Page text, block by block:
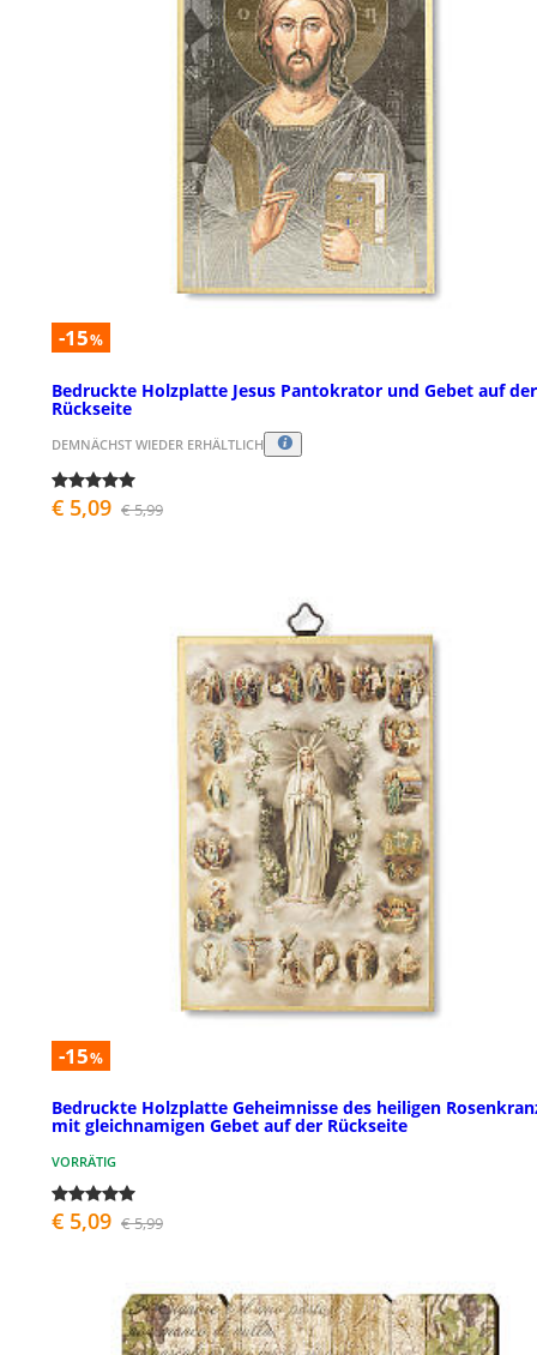
-15%
Bedruckte Holzplatte Jesus Pantokrator und Gebet auf der
Rückseite
DEMNÄCHST WIEDER ERHÄLTLICH
€ 5,09 € 5,99
-15%
Bedruckte Holzplatte Geheimnisse des heiligen
mit gleichnamigen Gebet auf der Rückseite
VORRÄTIG
€ 5,09 € 5,99